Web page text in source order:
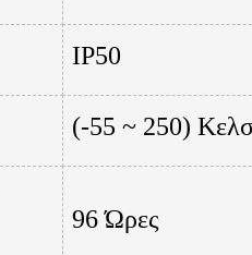
IP50
(-55 ~ 250)
96 Ώρες